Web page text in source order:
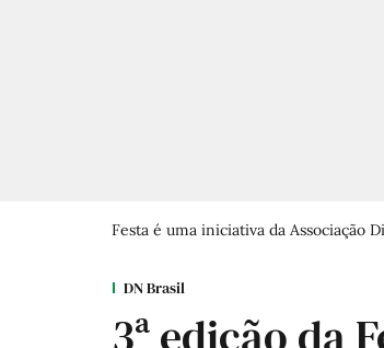
Festa é uma iniciativa da Associação
DN Brasil
3ª edição da